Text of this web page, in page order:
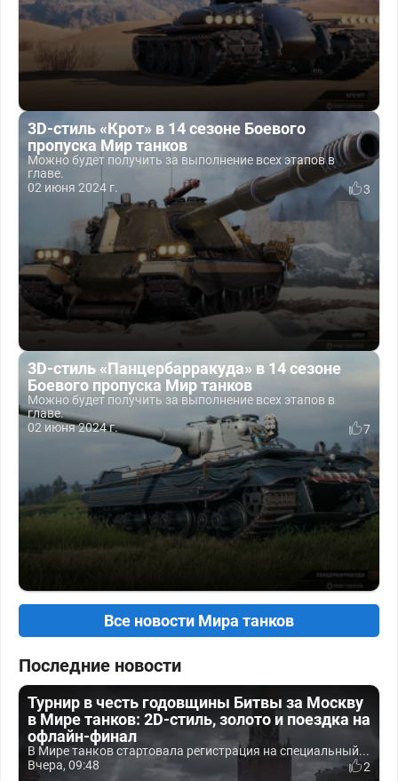
3D-стиль «Крот» в 14 сезоне Боевого
пропуска Мир танков
Можно будет получить за выполнение всех этапов в
главе.
02 июня 2024 г.
3
3D-стиль «Панцербарракуда» в 14 сезоне
Боевого пропуска Мир танков
Можно будет получить за выполнение всех этапов в
главе.
02 июня 2024 г.
7
Все новости Мира танков
Последние новости
Турнир в честь годовщины Битвы за Москву
в Мире танков: 2D-стиль, золото и поездка на
офлайн-финал
В Мире танков стартовала регистрация на специальный...
Вчера, 09:48
2